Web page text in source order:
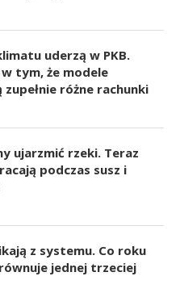
uderzą w PKB.
tym, że modele
zupełnie różne rachunki
ujarzmić rzeki. Teraz
podczas susz i
z systemu. Co roku
jednej trzeciej